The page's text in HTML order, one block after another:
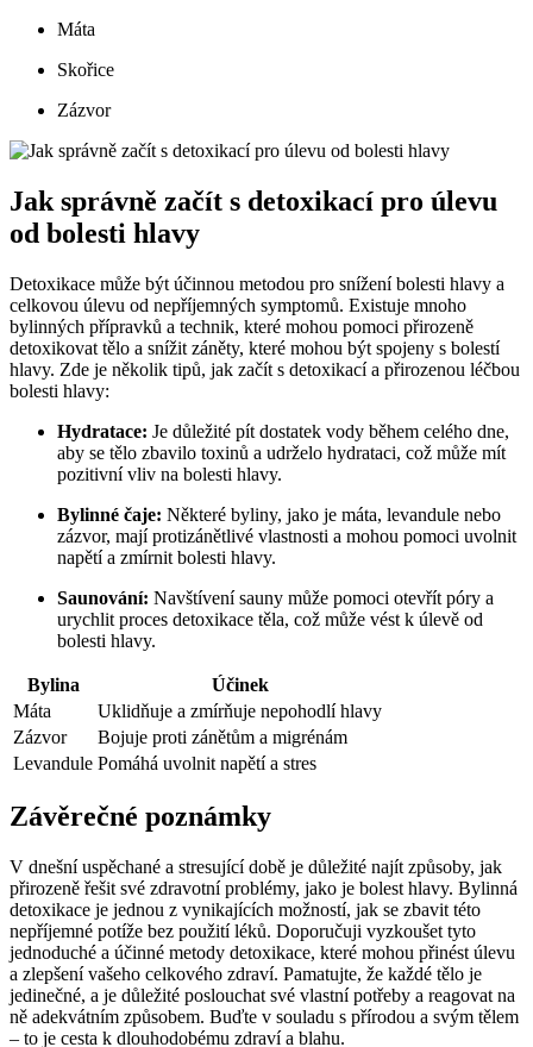
Máta
Skořice
Zázvor
Jak správně začít s detoxikací pro úlevu
od bolesti hlavy
Detoxikace může být účinnou metodou pro snížení bolesti hlavy a
celkovou úlevu od nepříjemných symptomů. Existuje mnoho
bylinných přípravků a technik, které mohou pomoci přirozeně
detoxikovat tělo a snížit záněty, které mohou být spojeny s bolestí
hlavy. Zde je několik tipů, jak začít s detoxikací a přirozenou léčbou
bolesti hlavy:
Hydratace: Je důležité pít dostatek vody během celého dne,
aby se tělo zbavilo toxinů a udrželo hydrataci, což může mít
pozitivní vliv na bolesti hlavy.
Bylinné čaje: Některé byliny, jako je máta, levandule nebo
zázvor, mají protizánětlivé vlastnosti a mohou pomoci uvolnit
napětí a zmírnit bolesti hlavy.
Saunování: Navštívení sauny může pomoci otevřít póry a
urychlit proces detoxikace těla, což může vést k úlevě od
bolesti hlavy.
Bylina
Účinek
Máta
Uklidňuje a zmírňuje nepohodlí hlavy
Zázvor
Bojuje proti zánětům a migrénám
Levandule Pomáhá uvolnit napětí a stres
Závěrečné poznámky
V dnešní uspěchané a stresující době je důležité najít způsoby, jak
přirozeně řešit své zdravotní problémy, jako je bolest hlavy. Bylinná
detoxikace je jednou z vynikajících možností, jak se zbavit této
nepříjemné potíže bez použití léků. Doporučuji vyzkoušet tyto
jednoduché a účinné metody detoxikace, které mohou přinést úlevu
a zlepšení vašeho celkového zdraví. Pamatujte, že každé tělo je
jedinečné, a je důležité poslouchat své vlastní potřeby a reagovat na
ně adekvátním způsobem. Buďte v souladu s přírodou a svým tělem
– to je cesta k dlouhodobému zdraví a blahu.